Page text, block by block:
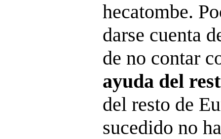
hecatombe.
darse cuenta
de no contar
ayuda del
del resto de
sucedido no